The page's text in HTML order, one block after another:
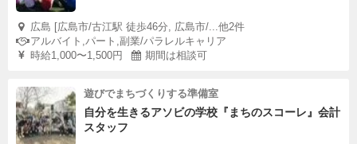
広島 [広島市/古江駅 徒歩46分, 広島市/...他2件
アルバイト,パート,副業/パラレルキャリア
時給1,000〜1,500円
期間は相談可
遊びでまちづくりする準備室
自分を生きるアソビの学校『まちのスコーレ』会計
スタッフ